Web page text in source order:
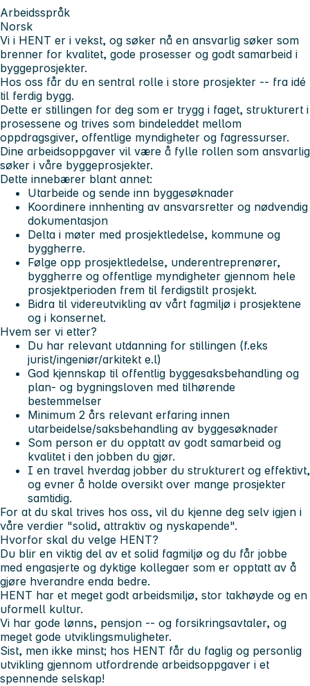
Arbeidsspråk
Norsk
Vi i HENT er i vekst, og søker nå en ansvarlig søker som
brenner for kvalitet, gode prosesser og godt samarbeid i
byggeprosjekter.
Hos oss får du en sentral rolle i store prosjekter -- fra idé
til ferdig bygg.
Dette er stillingen for deg som er trygg i faget, strukturert i
prosessene og trives som bindeleddet mellom
oppdragsgiver, offentlige myndigheter og fagressurser.
Dine arbeidsoppgaver vil være å fylle rollen som ansvarlig
søker i våre byggeprosjekter.
Dette innebærer blant annet:
Utarbeide og sende inn byggesøknader
Koordinere innhenting av ansvarsretter og nødvendig
dokumentasjon
Delta i møter med prosjektledelse, kommune og
byggherre.
Følge opp prosjektledelse, underentreprenører,
byggherre og offentlige myndigheter gjennom hele
prosjektperioden frem til ferdigstilt prosjekt.
Bidra til videreutvikling av vårt fagmiljø i prosjektene
og i konsernet.
Hvem ser vi etter?
Du har relevant utdanning for stillingen (f.eks
jurist/ingeniør/arkitekt e.l)
God kjennskap til offentlig byggesaksbehandling og
plan- og bygningsloven med tilhørende
bestemmelser
Minimum 2 års relevant erfaring innen
utarbeidelse/saksbehandling av byggesøknader
Som person er du opptatt av godt samarbeid og
kvalitet i den jobben du gjør.
I en travel hverdag jobber du strukturert og effektivt,
og evner å holde oversikt over mange prosjekter
samtidig.
For at du skal trives hos oss, vil du kjenne deg selv igjen i
våre verdier "solid, attraktiv og nyskapende".
Hvorfor skal du velge HENT?
Du blir en viktig del av et solid fagmiljø og du får jobbe
med engasjerte og dyktige kollegaer som er opptatt av å
gjøre hverandre enda bedre.
HENT har et meget godt arbeidsmiljø, stor takhøyde og en
uformell kultur.
Vi har gode lønns, pensjon -- og forsikringsavtaler, og
meget gode utviklingsmuligheter.
Sist, men ikke minst; hos HENT får du faglig og personlig
utvikling gjennom utfordrende arbeidsoppgaver i et
spennende selskap!